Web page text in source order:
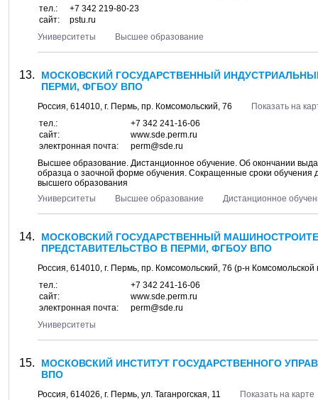
тел.:
+7 342 219-80-23
сайт:
pstu.ru
Университеты
Высшее образование
МОСКОВСКИЙ ГОСУДАРСТВЕННЫЙ
ПЕРМИ, ФГБОУ ВПО
Россия, 614010, г. Пермь, пр. Комсомольский, 76
Показать на
тел.:
+7 342 241-16-06
сайт:
www.sde.perm.ru
электронная почта:
perm@sde.ru
Высшее образование. Дистанционное обучение. Об окончании
образца о заочной форме обучения. Сокращенные сроки обучения
высшего образования
Университеты
Высшее образование Дистанционное
МОСКОВСКИЙ ГОСУДАРСТВЕННЫЙ
ПРЕДСТАВИТЕЛЬСТВО В ПЕРМИ, ФГБОУ ВПО
Россия, 614010, г. Пермь, пр. Комсомольский, 76 (р-н
тел.:
+7 342 241-16-06
сайт:
www.sde.perm.ru
электронная почта:
perm@sde.ru
Университеты
МОСКОВСКИЙ ИНСТИТУТ ГОСУДАРСТВЕННОГО
ВПО
Россия, 614026, г. Пермь, ул. Таганрогская, 11
Показать на карте